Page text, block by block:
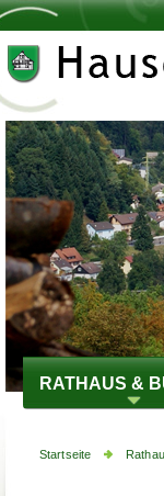
RATHAUS &
Startseite